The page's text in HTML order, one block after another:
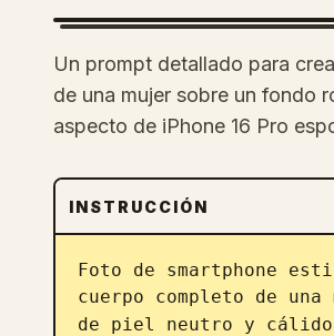
Un prompt detallado para
de una mujer sobre un fondo
aspecto de iPhone 16 Pro
INSTRUCCIÓN
Foto de smartphone
cuerpo completo de
de piel neutro y